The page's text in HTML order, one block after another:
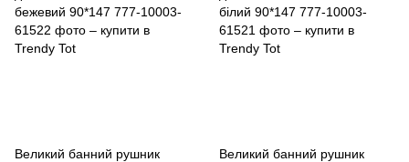
Великий банний рушник
Великий банний рушник